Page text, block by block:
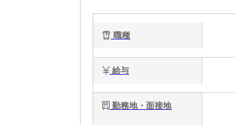
職種
給与
勤務地・面接地